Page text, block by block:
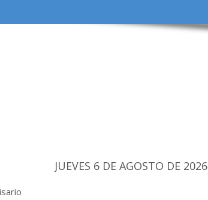
JUEVES 6 DE AGOSTO DE 2026